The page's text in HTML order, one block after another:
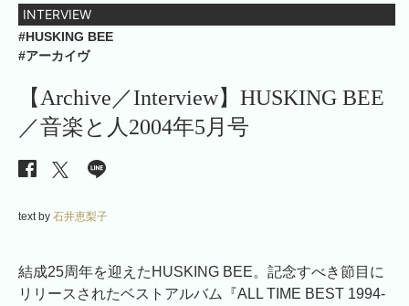
INTERVIEW
#HUSKING BEE
#アーカイヴ
【Archive／Interview】HUSKING BEE
／音楽と人2004年5月号
text by 石井恵梨子
結成25周年を迎えたHUSKING BEE。記念すべき節目に
リリースされたベストアルバム『ALL TIME BEST 1994-